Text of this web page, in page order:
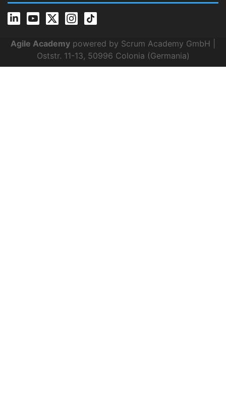
Agile Academy powered by Scrum Academy GmbH |
Oststr. 11-13, 50996 Colonia (Germania)